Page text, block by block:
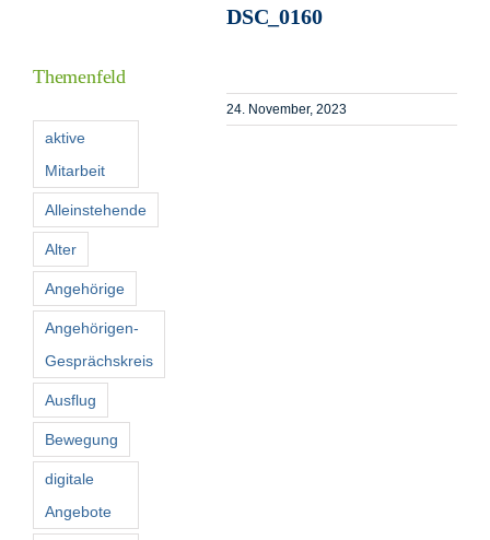
Kontakt
Suche
nach:
DSC_0160
24. November, 2023
Themenfeld
aktive
Mitarbeit
Alleinstehende
Alter
Angehörige
Angehörigen-
Gesprächskreis
Ausflug
Bewegung
digitale
Angebote